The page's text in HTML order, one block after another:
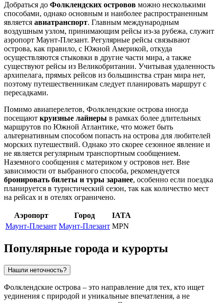
Добраться до Фолклендских островов можно несколькими
способами, однако основным и наиболее распространенным
является авиатранспорт. Главным международным
воздушным узлом, принимающим рейсы из-за рубежа, служит
аэропорт Маунт-Плезант. Регулярные рейсы связывают
острова, как правило, с Южной Америкой, откуда
осуществляются стыковки в другие части мира, а также
существуют рейсы из Великобритании. Учитывая удаленность
архипелага, прямых рейсов из большинства стран мира нет,
поэтому путешественникам следует планировать маршрут с
пересадками.
Помимо авиаперелетов, Фолклендские острова иногда
посещают круизные лайнеры в рамках более длительных
маршрутов по Южной Атлантике, что может быть
альтернативным способом попасть на острова для любителей
морских путешествий. Однако это скорее сезонное явление и
не является регулярным транспортным сообщением.
Наземного сообщения с материком у островов нет. Вне
зависимости от выбранного способа, рекомендуется
бронировать билеты и туры заранее, особенно если поездка
планируется в туристический сезон, так как количество мест
на рейсах и в отелях ограничено.
Аэропорт Город
IATA
Маунт-Плезант Маунт-Плезант MPN
Популярные города и курорты
Нашли неточность?
Фолклендские острова – это направление для тех, кто ищет
уединения с природой и уникальные впечатления, а не